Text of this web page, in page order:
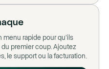
menu rapide pour qu'ils
premier coup. Ajoutez
le support ou la facturation.